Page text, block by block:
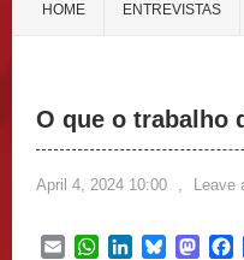
HOME ENTREVISTAS
O que o trabalho
April 4, 2024 10:00 , Leave
EmailWhatsApp
LinkedInBluesky